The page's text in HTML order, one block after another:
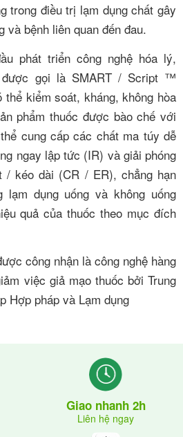
trong điều trị lạm dụng chất gây
và bệnh liên quan đến đau.
phát triển công nghệ hóa lý,
được gọi là SMART / Script ™
kiểm soát, kháng, không hòa
phẩm thuốc được bào chế với
cung cấp các chất ma túy dễ
ngay lập tức (IR) và giải phóng
kéo dài (CR / ER), chẳng hạn
lạm dụng uống và không uống
quả của thuốc theo mục đích
công nhận là công nghệ hàng
việc giả mạo thuốc bởi Trung
Hợp pháp và Lạm dụng
Giao nhanh 2h
Liên hệ ngay